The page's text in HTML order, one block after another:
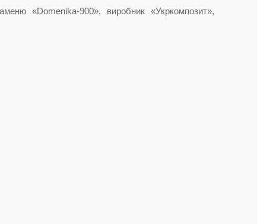
«Domenika-900», виробник «Укркомпозит»,